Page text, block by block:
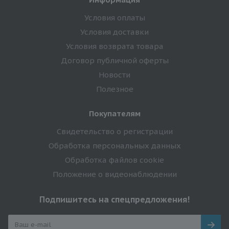
Условия оплаты
Условия доставки
Условия возврата товара
Договор публичной оферты
Новости
Полезное
Покупателям
Свидетельство о регистрации
Обработка персональных данных
Обработка файлов cookie
Положение о видеонаблюдении
Подпишитесь на спецпредложения!